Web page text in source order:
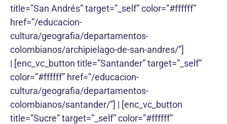
title=”San Andrés” target=”_self” color=”#ffffff”
href=”/educacion-
cultura/geografia/departamentos-
colombianos/archipielago-de-san-andres/”]
| [enc_vc_button title=”Santander” target=”_self”
color=”#ffffff” href=”/educacion-
cultura/geografia/departamentos-
colombianos/santander/”] | [enc_vc_button
title=”Sucre” target=”_self” color=”#ffffff”